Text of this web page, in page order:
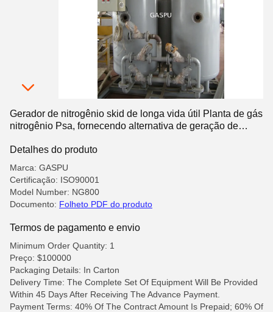
Gerador de nitrogênio skid de longa vida útil Planta de gás
nitrogênio Psa, fornecendo alternativa de geração de
Detalhes do produto
Marca: GASPU
Certificação: ISO90001
Model Number: NG800
Documento: Folheto PDF do produto
Termos de pagamento e envio
Minimum Order Quantity: 1
Preço: $100000
Packaging Details: In Carton
Delivery Time: The Complete Set Of Equipment Will Be Provided
Within 45 Days After Receiving The Advance Payment.
Payment Terms: 40% Of The Contract Amount Is Prepaid; 60% Of